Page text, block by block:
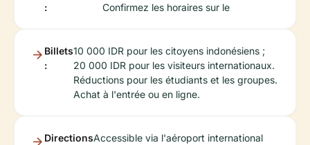
:
Confirmez les horaires sur le
Billets
:
10 000 IDR pour les citoyens indonésiens ;
20 000 IDR pour les visiteurs internationaux.
Réductions pour les étudiants et les groupes.
Achat à l'entrée ou en ligne.
DirectionsAccessible via l'aéroport international